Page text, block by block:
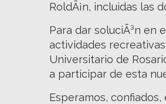
RoldÃ¡n, incluidas las
Para dar soluciÃ³n en
actividades
Universitario de
a participar de esta
Esperamos,